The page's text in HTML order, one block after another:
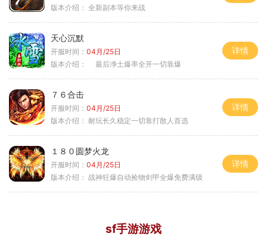
版本介绍： 全新副本等你来战
天心沉默
开服时间： 04月/25日
版本介绍：
最后净土爆率全开一切靠爆
详情
７６合击
开服时间： 04月/25日
版本介绍： 耐玩长久稳定一切靠打散人首选
详情
１８０圆梦火龙
开服时间： 04月/25日
版本介绍： 战神狂爆自动捡物剑甲全爆免费满级
详情
sf手游游戏